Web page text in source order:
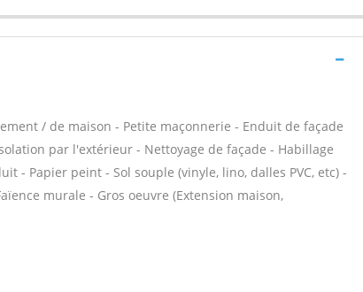
/ de maison - Petite maçonnerie - Enduit de façade
par l'extérieur - Nettoyage de façade - Habillage
- Papier peint - Sol souple (vinyle, lino, dalles PVC, etc) -
murale - Gros oeuvre (Extension maison,